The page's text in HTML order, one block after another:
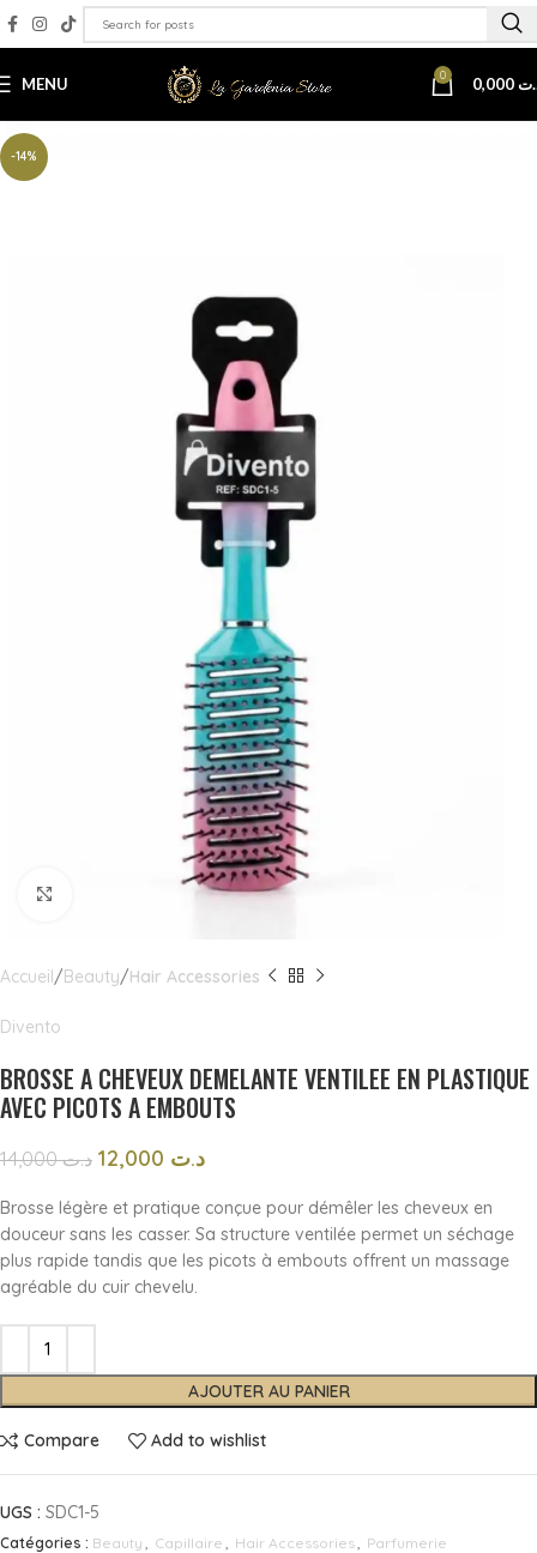
MENU 0
-14%
Accueil Beauty Hair Accessories
Divento
BROSSE A CHEVEUX DEMELANTE VENTILEE EN PLASTIQUE
AVEC PICOTS A EMBOUTS
د.ت14,000 د.ت
Brosse légère et pratique conçue pour démêler les cheveux en
douceur sans les casser. Sa structure ventilée permet un séchage
plus rapide tandis que les picots à embouts offrent un massage
agréable du cuir chevelu.
AJOUTER AU PANIER
Compare Add to wishlist
UGS : SDC1-5
Catégories : Beauty Capillaire Hair Accessories Parfumerie